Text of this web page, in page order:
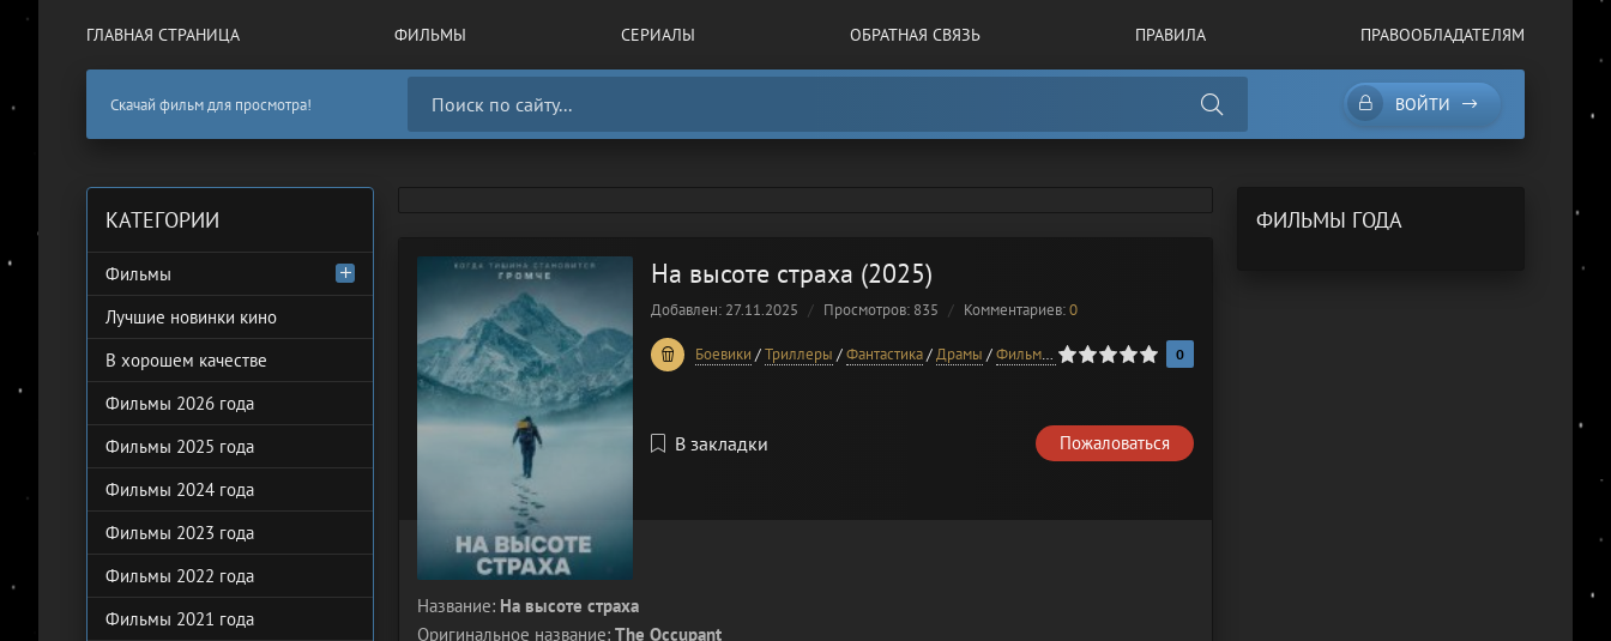
ГЛАВНАЯ СТРАНИЦА ФИЛЬМЫ СЕРИАЛЫ ОБРАТНАЯ СВЯЗЬ ПРАВИЛА ПРАВООБЛАДАТЕЛЯМ
Скачай фильм для просмотра! ВОЙТИ
На высоте страха (2025)
Добавлен: 27.11.2025 Просмотров: 835 Комментариев:0
Боевики /Триллеры /Фантастика/Драмы /Фильмы 2025 года /В хорошем качестве
0 1 2 3 4 5 0
В закладки Пожаловаться
Название: На высоте страха
Оригинальное название: The Occupant
КАТЕГОРИИ
Фильмы
Лучшие новинки кино
В хорошем качестве
Фильмы 2026 года
Фильмы 2025 года
Фильмы 2024 года
Фильмы 2023 года
Фильмы 2022 года
Фильмы 2021 года
ФИЛЬМЫ ГОДА